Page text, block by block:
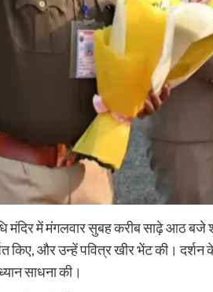
मंदिर में मंगलवार सुबह करीब साढ़े आठ
किए, और उन्हें पवित्र खीर भेंट की। दर्शन
साधना की।